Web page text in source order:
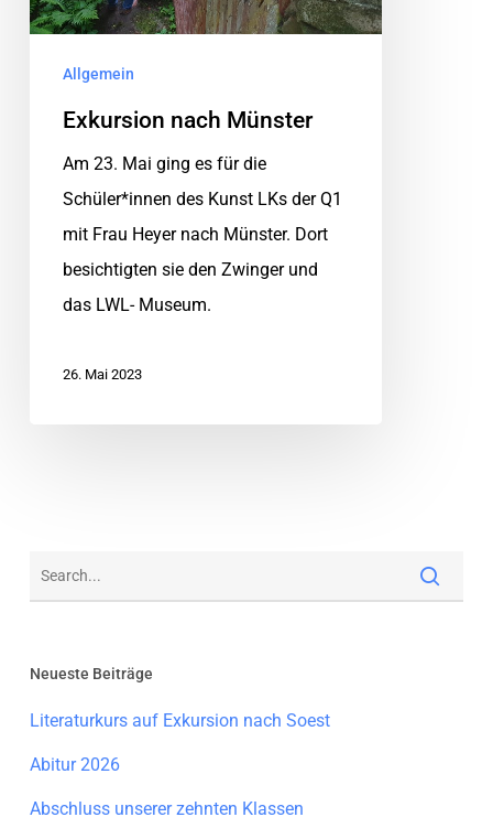
Allgemein
Exkursion nach Münster
Am 23. Mai ging es für die
Schüler*innen des Kunst LKs der Q1
mit Frau Heyer nach Münster. Dort
besichtigten sie den Zwinger und
das LWL- Museum.
26. Mai 2023
Neueste Beiträge
Literaturkurs auf Exkursion nach Soest
Abitur 2026
Abschluss unserer zehnten Klassen